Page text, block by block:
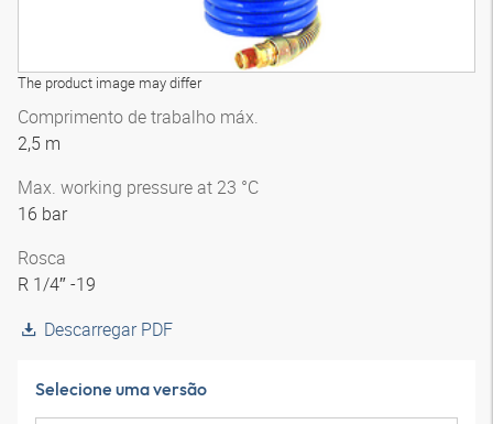
The product image may differ
Comprimento de trabalho máx.
2,5 m
Max. working pressure at 23 °C
16 bar
Rosca
R 1/4″ -19
Descarregar PDF
Selecione uma versão